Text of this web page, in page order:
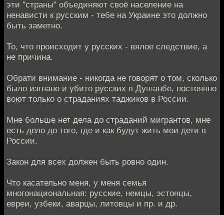
эти "страны" объединяют своё население на
ненависти к русским - тебе на Украине это должно
быть заметно.
То, что происходит у русских - вялое следствие, а
не причина.
Обрати внимание - никогда не говорят о том, сколько
было изгнано и убито русских в Душанбе, постоянно
воют только о страданиях таджиков в России.
Мне больше нет дела до страданий мигрантов, мне
есть дело до того, где и как будут жить мои дети в
России.
Закон для всех должен быть ровно один.
Что касательно меня, у меня семья
многонациональная: русские, немцы, эстонцы,
евреи, узбеки, аварцы, литовцы и пр. и др.